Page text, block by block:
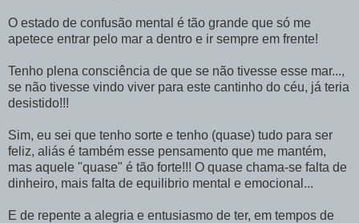
O estado de confusão mental é tão grande que só me
apetece entrar pelo mar a dentro e ir sempre em frente!
Tenho plena consciência de que se não tivesse esse mar...,
se não tivesse vindo viver para este cantinho do céu, já teria
desistido!!!
Sim, eu sei que tenho sorte e tenho (quase) tudo para ser
feliz, aliás é também esse pensamento que me mantém,
mas aquele "quase" é tão forte!!! O quase chama-se falta de
dinheiro, mais falta de equilibrio mental e emocional...
E de repente a alegria e entusiasmo de ter, em tempos de